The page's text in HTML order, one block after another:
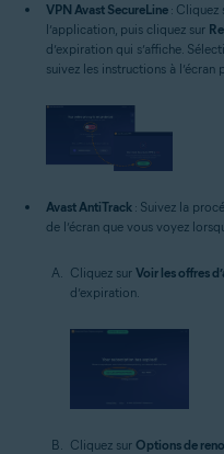
VPN Avast SecureLine : Cliquez
l’application, puis cliquez sur
d’expiration qui s’affiche.
suivez les instructions à l’écran
Avast AntiTrack : Suivez la
de l’écran que vous voyez
Cliquez sur Voir les offres
d’expiration.
Cliquez sur Options de